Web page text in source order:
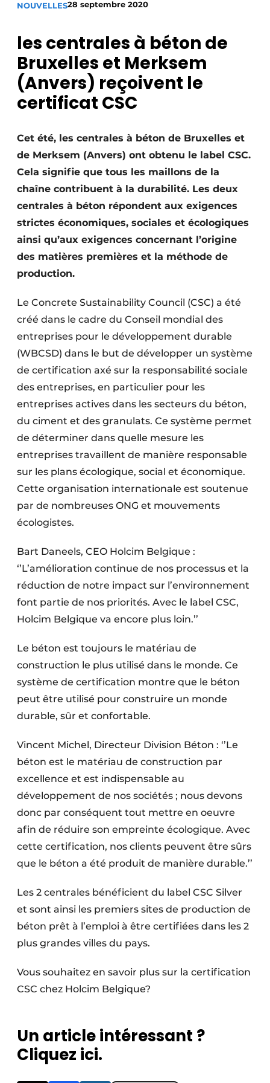
Construction bois
Éclairage
Fondations
Façades
Géotextiles
Infrastructures souterraines et égouttage
Rénovation
Sécurité incendie
Software
Techniques ferroviaires
Travaux ferroviaires
NOUVELLES28 septembre 2020
les centrales à béton de
Bruxelles et Merksem
(Anvers) reçoivent le
certificat CSC
Cet été, les centrales à béton de Bruxelles et
de Merksem (Anvers) ont obtenu le label CSC.
Cela signifie que tous les maillons de la
chaîne contribuent à la durabilité. Les deux
centrales à béton répondent aux exigences
strictes économiques, sociales et écologiques
ainsi qu’aux exigences concernant l’origine
des matières premières et la méthode de
production.
Le Concrete Sustainability Council (CSC) a été
créé dans le cadre du Conseil mondial des
entreprises pour le développement durable
(WBCSD) dans le but de développer un système
de certification axé sur la responsabilité sociale
des entreprises, en particulier pour les
entreprises actives dans les secteurs du béton,
du ciment et des granulats. Ce système permet
de déterminer dans quelle mesure les
entreprises travaillent de manière responsable
sur les plans écologique, social et économique.
Cette organisation internationale est soutenue
par de nombreuses ONG et mouvements
écologistes.
Bart Daneels, CEO Holcim Belgique :
‘’L’amélioration continue de nos processus et la
réduction de notre impact sur l’environnement
font partie de nos priorités. Avec le label CSC,
Holcim Belgique va encore plus loin.’’
Le béton est toujours le matériau de
construction le plus utilisé dans le monde. Ce
système de certification montre que le béton
peut être utilisé pour construire un monde
durable, sûr et confortable.
Vincent Michel, Directeur Division Béton : ‘’Le
béton est le matériau de construction par
excellence et est indispensable au
développement de nos sociétés ; nous devons
donc par conséquent tout mettre en oeuvre
afin de réduire son empreinte écologique. Avec
cette certification, nos clients peuvent être sûrs
que le béton a été produit de manière durable.’’
Les 2 centrales bénéficient du label CSC Silver
et sont ainsi les premiers sites de production de
béton prêt à l’emploi à être certifiées dans les 2
plus grandes villes du pays.
Vous souhaitez en savoir plus sur la certification
CSC chez Holcim Belgique?
Un article intéressant ?
Cliquez ici.